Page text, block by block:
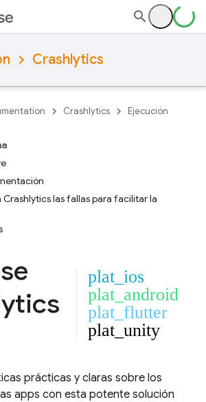
Crashlytics
Crashlytics Ejecución
Crashlytics las fallas para facilitar la
plat_ios
plat_android
plat_flutter
plat_unity
prácticas y claras sobre los
apps con esta potente solución